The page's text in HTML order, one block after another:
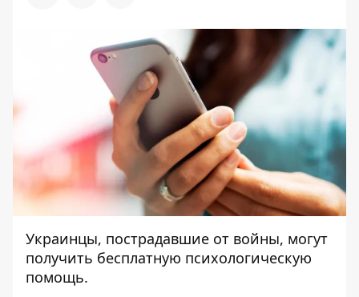
Украинцы, пострадавшие от войны, могут
получить бесплатную психологическую
помощь.